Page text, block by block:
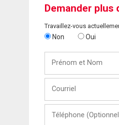
Demander plus
Travaillez-vous
Non Oui
Nom
(Optionnel)